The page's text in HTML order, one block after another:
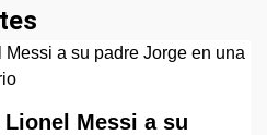
Messi a su